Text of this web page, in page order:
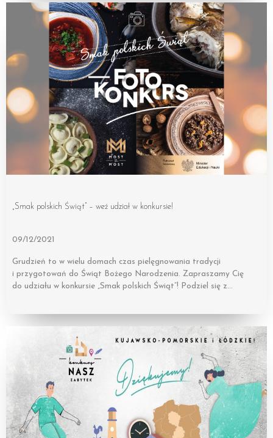
„Smak polskich Świąt” – weź udział w konkursie!
09/12/2021
Grudzień to w wielu domach czas pielęgnowania tradycji
i przygotowań do Świąt Bożego Narodzenia. Zapraszamy Cię
do udziału w konkursie „Smak polskich Świąt”! Podziel się z…